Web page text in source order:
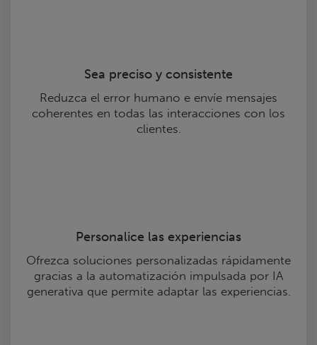
Sea preciso y consistente
Reduzca el error humano e envíe mensajes
coherentes en todas las interacciones con los
clientes.
Personalice las experiencias
Ofrezca soluciones personalizadas rápidamente
gracias a la automatización impulsada por IA
generativa que permite adaptar las experiencias.